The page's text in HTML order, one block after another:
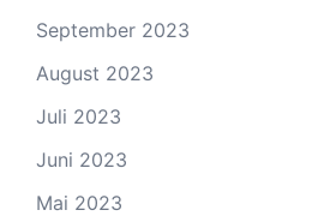
September 2023
August 2023
Juli 2023
Juni 2023
Mai 2023